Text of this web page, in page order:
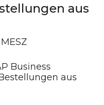
aus
Business
aus